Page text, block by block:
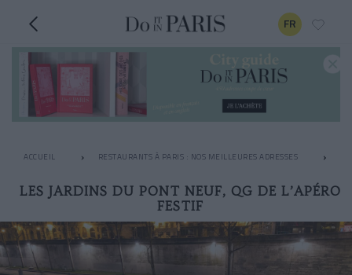
FR
ACCUEIL RESTAURANTS À PARIS : NOS MEILLEURES ADRESSES
LES JARDINS DU PONT NEUF, QG DE L’APÉRO
FESTIF